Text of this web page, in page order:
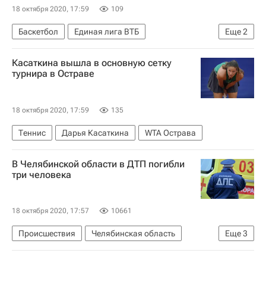
18 октября 2020, 17:59 109
Еще2
Баскетбол
Единая лига ВТБ
Нижний Новгород
ПБК Локомотив-Кубань
Касаткина вышла в основную сетку
турнира в Остраве
18 октября 2020, 17:59 135
Теннис Дарья Касаткина WTA Острава
В Челябинской области в ДТП погибли
три человека
18 октября 2020, 17:57 10661
Еще3
Происшествия
Челябинская область
Красноармейский район
Группа ГАЗ